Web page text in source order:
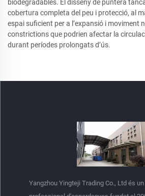
biodegradables. El disseny de puntera
cobertura completa del peu i protecció, al
espai suficient per a l’expansió i moviment
constrictions que podrien afectar la
durant períodes prolongats d’ús.
Yangzhou Yingteji Trading Co., Ltd és